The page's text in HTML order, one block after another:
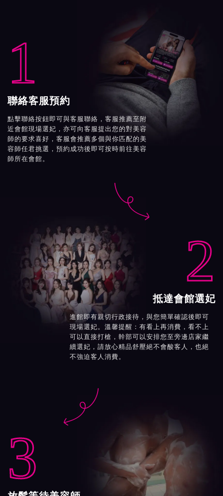
1
聯絡客服預約
點擊聯絡按鈕即可與客服聯絡，客服推薦至附
近會館現場選妃，亦可向客服提出您的對美容
師的要求喜好，客服會推薦多個與你匹配的美
容師任君挑選，預約成功後即可按時前往美容
師所在會館。

2
抵達會館選妃
進館即有親切行政接待，與您簡單確認後即可
現場選妃。溫馨提醒：有看上再消費，看不上
可以直接打槍，幹部可以安排您至旁邊店家繼
續選妃，請放心精品舒壓絕不會酸客人，也絕
不強迫客人消費。

3